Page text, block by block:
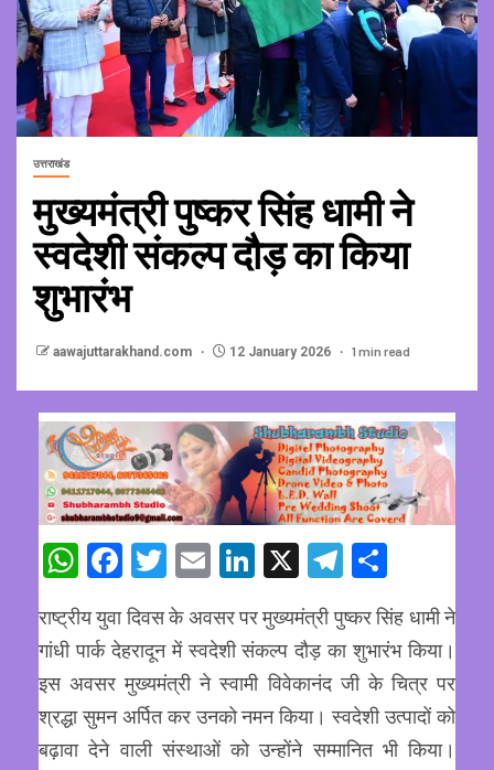
उत्तराखंड
मुख्यमंत्री पुष्कर सिंह धामी ने
स्वदेशी संकल्प दौड़ का किया
शुभारंभ
aawajuttarakhand.com 12 January 2026 1 min read
WhatsApp
Facebook
Twitter
EmailLinkedIn
X Telegram
राष्ट्रीय युवा दिवस के अवसर पर मुख्यमंत्री पुष्कर सिंह धामी ने
गांधी पार्क देहरादून में स्वदेशी संकल्प दौड़ का शुभारंभ किया।
इस अवसर मुख्यमंत्री ने स्वामी विवेकानंद जी के चित्र पर
श्रद्धा सुमन अर्पित कर उनको नमन किया। स्वदेशी उत्पादों को
बढ़ावा देने वाली संस्थाओं को उन्होंने सम्मानित भी किया।